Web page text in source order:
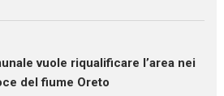
vuole riqualificare l’area nei
del fiume Oreto